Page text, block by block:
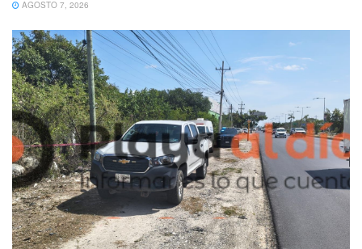
con el narcótico conocido como LSD y 21 envoltorios con
sustancias a determinar.
Por lo anterior, Mauricio “N” de 32 años, José “N” de 30
años, José “N” de 27 años, Gadiel “N” de 20 años, Jesús
“N” de 25 años, Félix “N” de 19 años, Alexis “N” de 27
años, Alejandro “N” de 23 años, Alexis “N” de 26 años,
Ángel “N” de 18 años, Hansell “N” de 49 años, Dassaet “N”
de 32 años y Gael “N” de 19 años fueron puestos a
disposición de la Fiscalía General del Estado, para el
deslinde de responsabilidades y determinación de su
situación legal.
AGOSTO 7, 2026